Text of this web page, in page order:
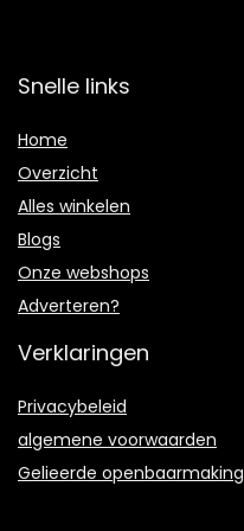
Snelle links
Home
Overzicht
Alles winkelen
Blogs
Onze webshops
Adverteren?
Verklaringen
Privacybeleid
algemene voorwaarden
Gelieerde openbaarmaking